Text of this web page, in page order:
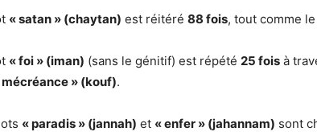
« satan » (chaytan) est réitéré 88 fois, tout comme
« foi » (iman) (sans le génitif) est répété 25 fois à
mécréance » (kouf).
« paradis » (jannah) et « enfer » (jahannam) sont